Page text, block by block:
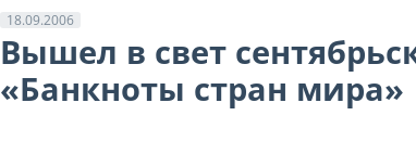
18.09.2006
Вышел в свет
«Банкноты стран мира»